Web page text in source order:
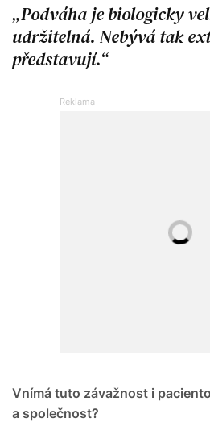
Podváha je biologicky
udržitelná. Nebývá tak
představují.
Vnímá tuto závažnost i
a společnost?